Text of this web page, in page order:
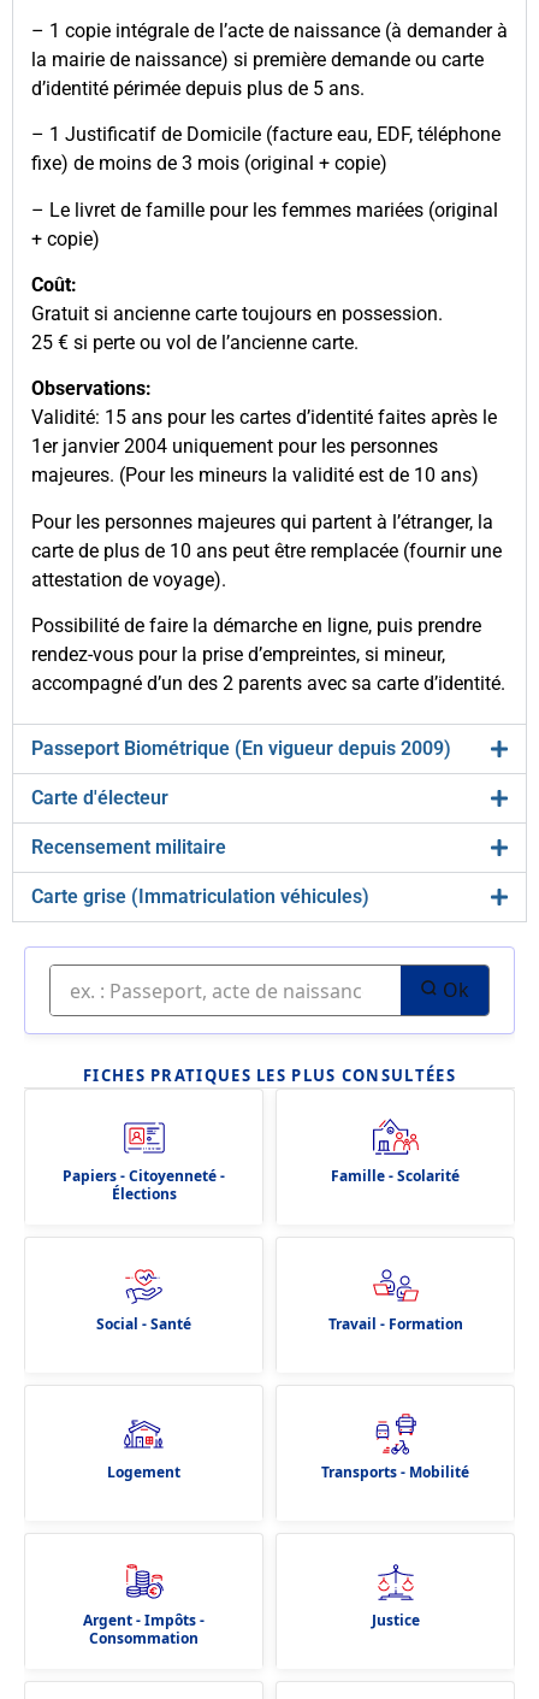
– 1 copie intégrale de l’acte de naissance (à demander à
la mairie de naissance) si première demande ou carte
d’identité périmée depuis plus de 5 ans.
– 1 Justificatif de Domicile (facture eau, EDF, téléphone
fixe) de moins de 3 mois (original + copie)
– Le livret de famille pour les femmes mariées (original
+ copie)
Coût:
Gratuit si ancienne carte toujours en possession.
25 € si perte ou vol de l’ancienne carte.
Observations:
Validité: 15 ans pour les cartes d’identité faites après le
1er janvier 2004 uniquement pour les personnes
majeures. (Pour les mineurs la validité est de 10 ans)
Pour les personnes majeures qui partent à l’étranger, la
carte de plus de 10 ans peut être remplacée (fournir une
attestation de voyage).
Possibilité de faire la démarche en ligne, puis prendre
rendez-vous pour la prise d’empreintes, si mineur,
accompagné d’un des 2 parents avec sa carte d’identité.
Passeport Biométrique (En vigueur depuis 2009)
Carte d'électeur
Recensement militaire
Carte grise (Immatriculation véhicules)
Ok
FICHES PRATIQUES LES PLUS CONSULTÉES
Papiers - Citoyenneté -
Élections
Famille - Scolarité
Social - Santé Travail - Formation
Logement Transports - Mobilité
Argent - Impôts -
Consommation
Justice